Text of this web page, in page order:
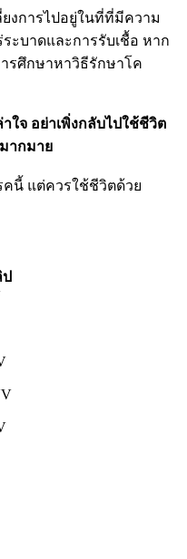
งการไปอยู่ในที่ที่มีความ
ะบาดและการรับเชื้อ หาก
รศึกษาหาวิธีรักษาโค
ใจ อย่าเพิ่งกลับไปใช้ชีวิต
ากมาย
คนี้ แต่ควรใช้ชีวิตด้วย